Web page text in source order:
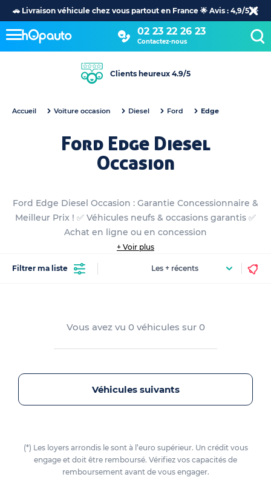
🚗 Livraison véhicule chez vous partout en France 🌟 Avis : 4,9/5 🌟
02 23 22 26 23
Contactez-nous
Clients heureux 4.9/5
Accueil Voiture occasion Diesel Ford Edge
Ford Edge Diesel
Occasion
Ford Edge Diesel Occasion : Garantie Concessionnaire &
Meilleur Prix ! ✅ Véhicules neufs & occasions garantis ✅
Achat en ligne ou en concession
+ Voir plus
Filtrer ma liste
Vous avez vu 0 véhicules sur 0
Véhicules suivants
(*) Les loyers arrondis le sont à l’euro supérieur. Un crédit vous
engage et doit être remboursé. Vérifiez vos capacités de
remboursement avant de vous engager.